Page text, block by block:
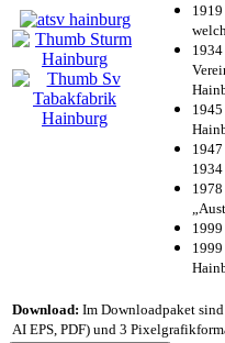
Download: Im Downloadpaket
AI EPS, PDF) und 3